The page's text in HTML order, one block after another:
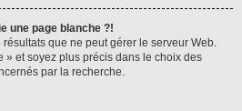
une page blanche ?!
que ne peut gérer le serveur Web.
» et soyez plus précis dans le choix des
par la recherche.